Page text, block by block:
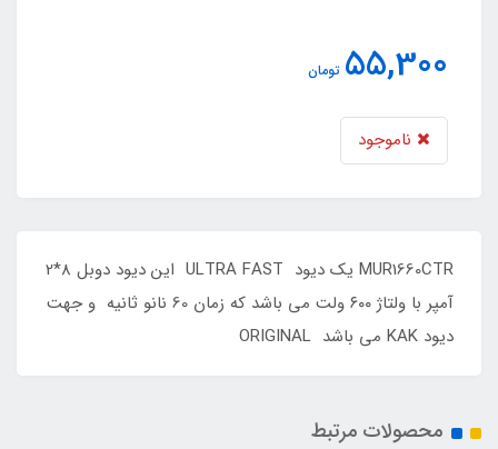
55,300 تومان
ناموجود
MUR1660CTR یک دیود ULTRA FAST این دیود دوبل 8*2
آمپر با ولتاژ ۶۰۰ ولت می باشد که زمان 60 نانو ثانیه ‌ و جهت
دیود KAK می باشد ORIGINAL
محصولات مرتبط